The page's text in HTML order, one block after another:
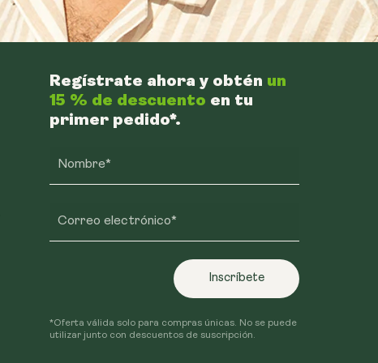
Regístrate ahora y obtén un
15 % de descuento en tu
primer pedido*.
Nombre*
Correo electrónico*
Inscríbete
*Oferta válida solo para compras únicas. No se puede
utilizar junto con descuentos de suscripción.